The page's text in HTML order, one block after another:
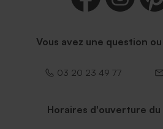
Vous avez une question
03 20 23 49 77
Horaires d'ouverture